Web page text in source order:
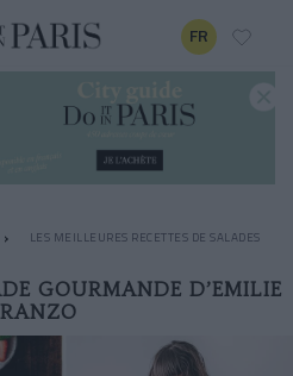
FR
LES MEILLEURES RECETTES DE SALADES
GOURMANDE D’EMILIE